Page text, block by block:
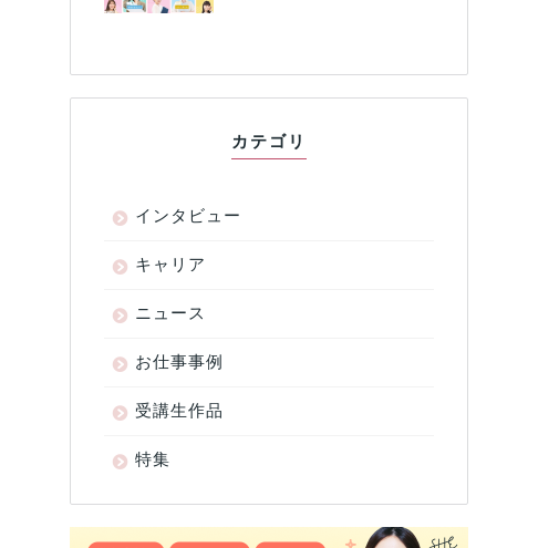
カテゴリ
インタビュー
キャリア
ニュース
お仕事事例
受講生作品
特集